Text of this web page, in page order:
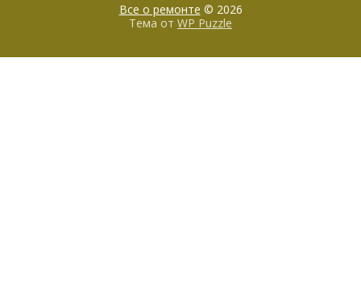
Все о ремонте © 2026
Тема от WP Puzzle